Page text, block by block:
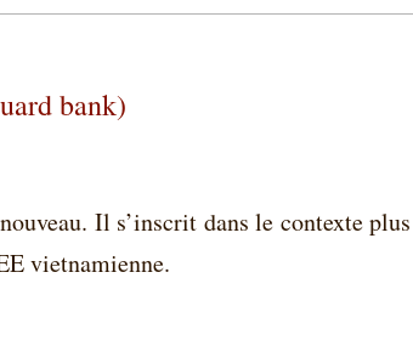
bank)
Il s’inscrit dans le contexte plus
vietnamienne.